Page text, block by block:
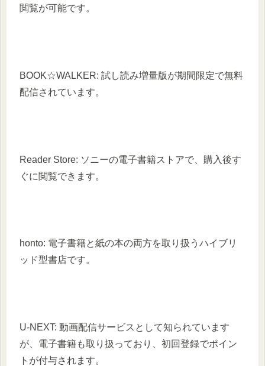
閲覧が可能です。
BOOK☆WALKER: 試し読み増量版が期間限定で無料
配信されています。
Reader Store: ソニーの電子書籍ストアで、購入後す
ぐに閲覧できます。
honto: 電子書籍と紙の本の両方を取り扱うハイブリ
ッド型書店です。
U-NEXT: 動画配信サービスとして知られています
が、電子書籍も取り扱っており、初回登録でポイン
トが付与されます。